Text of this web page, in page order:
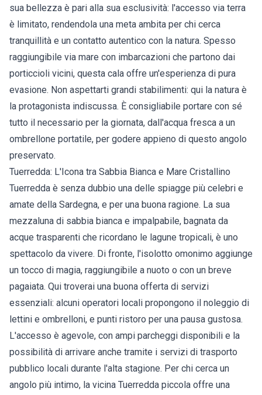
sua bellezza è pari alla sua esclusività: l'accesso via terra
è limitato, rendendola una meta ambita per chi cerca
tranquillità e un contatto autentico con la natura. Spesso
raggiungibile via mare con imbarcazioni che partono dai
porticcioli vicini, questa cala offre un'esperienza di pura
evasione. Non aspettarti grandi stabilimenti: qui la natura è
la protagonista indiscussa. È consigliabile portare con sé
tutto il necessario per la giornata, dall'acqua fresca a un
ombrellone portatile, per godere appieno di questo angolo
preservato.
Tuerredda: L'Icona tra Sabbia Bianca e Mare Cristallino
Tuerredda è senza dubbio una delle spiagge più celebri e
amate della Sardegna, e per una buona ragione. La sua
mezzaluna di sabbia bianca e impalpabile, bagnata da
acque trasparenti che ricordano le lagune tropicali, è uno
spettacolo da vivere. Di fronte, l'isolotto omonimo aggiunge
un tocco di magia, raggiungibile a nuoto o con un breve
pagaiata. Qui troverai una buona offerta di servizi
essenziali: alcuni operatori locali propongono il noleggio di
lettini e ombrelloni, e punti ristoro per una pausa gustosa.
L'accesso è agevole, con ampi parcheggi disponibili e la
possibilità di arrivare anche tramite i servizi di trasporto
pubblico locali durante l'alta stagione. Per chi cerca un
angolo più intimo, la vicina Tuerredda piccola offre una